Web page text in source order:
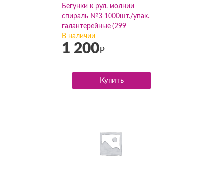
Бегунки к рул. молнии
спираль №3 1000шт./упак.
галантерейные (299
коричневый), упак
В наличии
1 200Р
Купить